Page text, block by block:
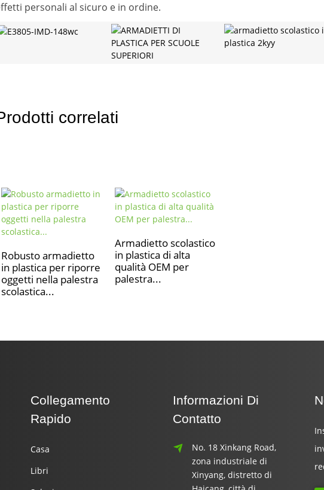
personali al sicuro e in ordine.
correlati
Robusto armadietto
in plastica per riporre
oggetti nella palestra
scolastica...
Armadietto scolastico
in plastica di alta
qualità OEM per
palestra...
Collegamento
Rapido
Casa
Libri
Informazioni Di
Contatto
No. 18 Xinkang Road,
zona industriale di
Xinyang, distretto di